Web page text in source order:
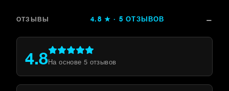
ОТЗЫВЫ 4.8 ★ · 5 ОТЗЫВОВ
4.8На основе 5 отзывов